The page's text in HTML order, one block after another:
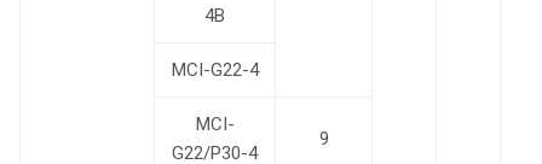
4B
MCI-G22-4
MCI-
G22/P30-4
9